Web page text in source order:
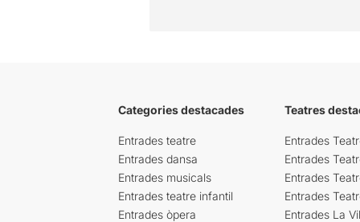
Categories destacades
Entrades teatre
Entrades dansa
Entrades musicals
Entrades teatre infantil
Entrades òpera
Teatres
Entrades
Entrades
Entrades
Entrades
Entrades La